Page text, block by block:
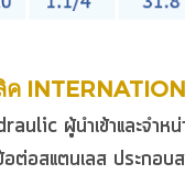
ค
ผู้นำเข้าและจ
อต่อสแตนเลส ประกอบ